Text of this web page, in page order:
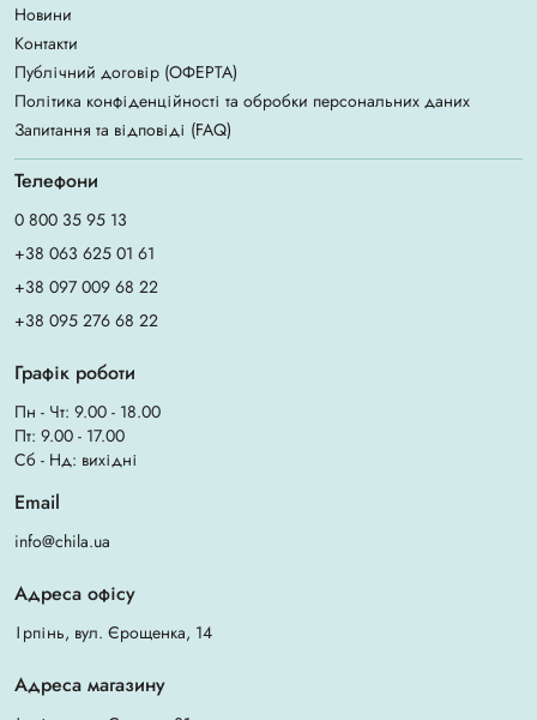
Новини
Контакти
Публічний договір (ОФЕРТА)
Політика конфіденційності та обробки персональних даних
Запитання та відповіді (FAQ)
Телефони
0 800 35 95 13
+38 063 625 01 61
+38 097 009 68 22
+38 095 276 68 22
Графік роботи
Пн - Чт: 9.00 - 18.00
Пт: 9.00 - 17.00
Сб - Нд: вихідні
Email
info@chila.ua
Адреса офісу
Ірпінь, вул. Єрощенка, 14
Адреса магазину